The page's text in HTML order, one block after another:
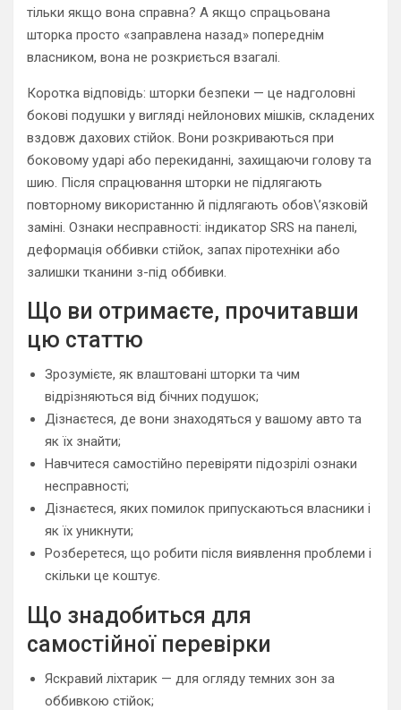
тільки якщо вона справна? А якщо спрацьована
шторка просто «заправлена назад» попереднім
власником, вона не розкриється взагалі.
Коротка відповідь: шторки безпеки — це надголовні
бокові подушки у вигляді нейлонових мішків, складених
вздовж дахових стійок. Вони розкриваються при
боковому ударі або перекиданні, захищаючи голову та
шию. Після спрацювання шторки не підлягають
повторному використанню й підлягають обов\’язковій
заміні. Ознаки несправності: індикатор SRS на панелі,
деформація оббивки стійок, запах піротехніки або
залишки тканини з-під оббивки.
Що ви отримаєте, прочитавши
цю статтю
Зрозумієте, як влаштовані шторки та чим
відрізняються від бічних подушок;
Дізнаєтеся, де вони знаходяться у вашому авто та
як їх знайти;
Навчитеся самостійно перевіряти підозрілі ознаки
несправності;
Дізнаєтеся, яких помилок припускаються власники і
як їх уникнути;
Розберетеся, що робити після виявлення проблеми і
скільки це коштує.
Що знадобиться для
самостійної перевірки
Яскравий ліхтарик — для огляду темних зон за
оббивкою стійок;